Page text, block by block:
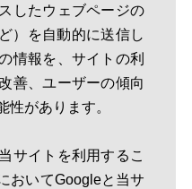
したウェブページの
）を自動的に送信し
情報を、サイトの利
善、ユーザーの傾向
性があります。
サイトを利用するこ
おいてGoogleと当サ